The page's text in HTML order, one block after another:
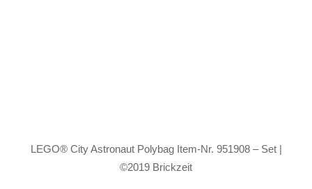
LEGO® City Astronaut Polybag Item-Nr. 951908 – Set |
©2019 Brickzeit